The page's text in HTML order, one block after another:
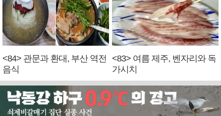
<84> 관문과 환대, 부산 역전
음식
<83> 여름 제주, 벤자리와 독
가시치